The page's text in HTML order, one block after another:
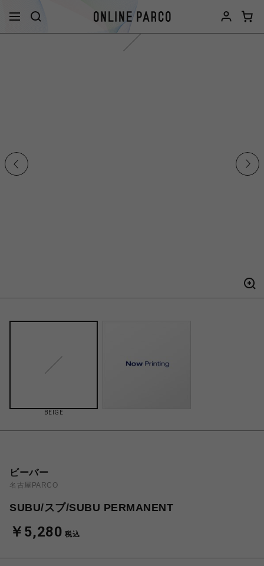
BEIGE
ビーバー
名古屋PARCO
SUBU/スブ/SUBU PERMANENT
￥5,280 税込